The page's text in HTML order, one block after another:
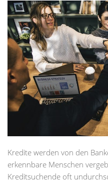
Kredite werden von den
erkennbare Menschen
Kreditsuchende oft